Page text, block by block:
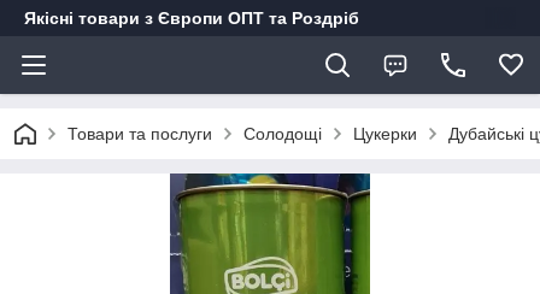
Якісні товари з Європи ОПТ та Роздріб
Товари та послуги Солодощі Цукерки Дубайські